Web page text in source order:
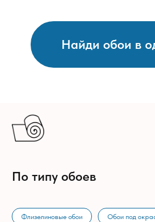
Найди обои в
По типу обоев
Флизелиновые обои Обои под